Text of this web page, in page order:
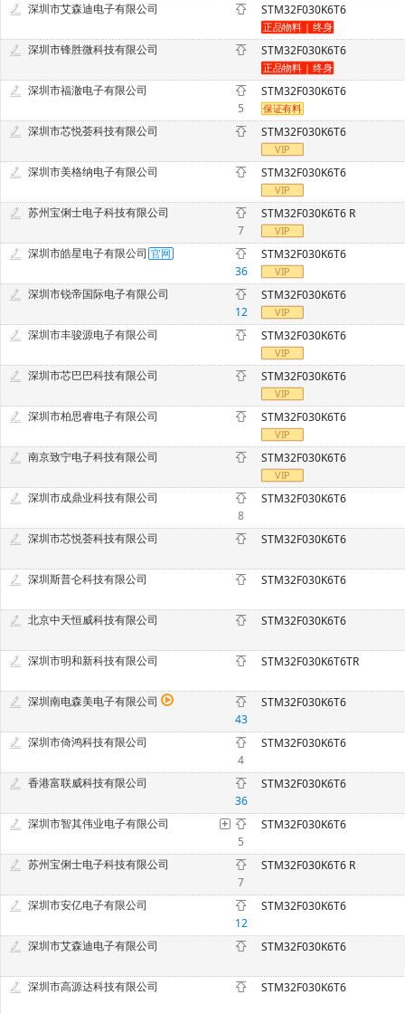
深圳市艾森迪电子有限公司 STM32F030K6T6
深圳市锋胜微科技有限公司 STM32F030K6T6
深圳市福澈电子有限公司
5
STM32F030K6T6
深圳市芯悦荟科技有限公司 STM32F030K6T6
深圳市美格纳电子有限公司 STM32F030K6T6
苏州宝俐士电子科技有限公司
7
STM32F030K6T6 R
深圳市皓星电子有限公司
36
STM32F030K6T6
深圳市锐帝国际电子有限公司
12
STM32F030K6T6
深圳市丰骏源电子有限公司 STM32F030K6T6
深圳市芯巴巴科技有限公司 STM32F030K6T6
深圳市柏思睿电子有限公司 STM32F030K6T6
南京致宁电子科技有限公司 STM32F030K6T6
深圳市成鼎业科技有限公司
8
STM32F030K6T6
深圳市芯悦荟科技有限公司 STM32F030K6T6
深圳斯普仑科技有限公司 STM32F030K6T6
北京中天恒威科技有限公司 STM32F030K6T6
深圳市明和新科技有限公司 STM32F030K6T6TR
深圳南电森美电子有限公司
43
STM32F030K6T6
深圳市倚鸿科技有限公司
4
STM32F030K6T6
香港富联威科技有限公司
36
STM32F030K6T6
深圳市智其伟业电子有限公司
5
STM32F030K6T6
苏州宝俐士电子科技有限公司
7
STM32F030K6T6 R
深圳市安亿电子有限公司
12
STM32F030K6T6
深圳市艾森迪电子有限公司 STM32F030K6T6
深圳市高源达科技有限公司 STM32F030K6T6